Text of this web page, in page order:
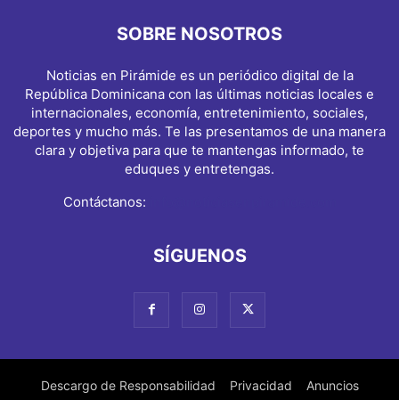
SOBRE NOSOTROS
Noticias en Pirámide es un periódico digital de la
República Dominicana con las últimas noticias locales e
internacionales, economía, entretenimiento, sociales,
deportes y mucho más. Te las presentamos de una manera
clara y objetiva para que te mantengas informado, te
eduques y entretengas.
Contáctanos:
SÍGUENOS
Descargo de Responsabilidad Privacidad Anuncios